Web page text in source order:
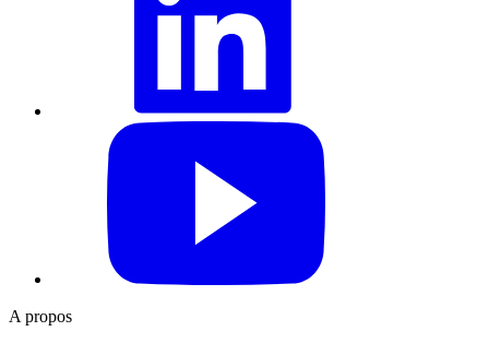
A propos